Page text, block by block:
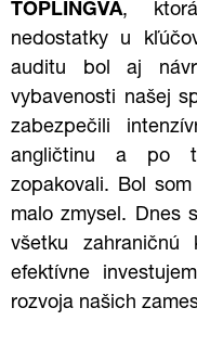
TOPLINGVA,
nedostatky u
auditu bol aj
vybavenosti našej
zabezpečili
angličtinu a po
zopakovali. Bol
malo zmysel. Dnes
všetku zahraničnú
efektívne
rozvoja našich